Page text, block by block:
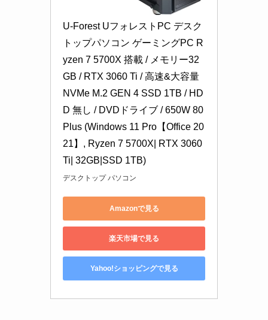
U-Forest UフォレストPC デスク
トップパソコン ゲーミングPC R
yzen 7 5700X 搭載 / メモリー32
GB / RTX 3060 Ti / 高速&大容量
NVMe M.2 GEN 4 SSD 1TB / HD
D 無し / DVDドライブ / 650W 80
Plus (Windows 11 Pro【Office 20
21】, Ryzen 7 5700X| RTX 3060
Ti| 32GB|SSD 1TB)
‎デスクトップ パソコン
Amazonで見る
楽天市場で見る
Yahoo!ショッピングで見る